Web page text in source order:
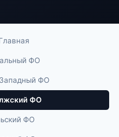
ФО
ФО
ФО
ФО